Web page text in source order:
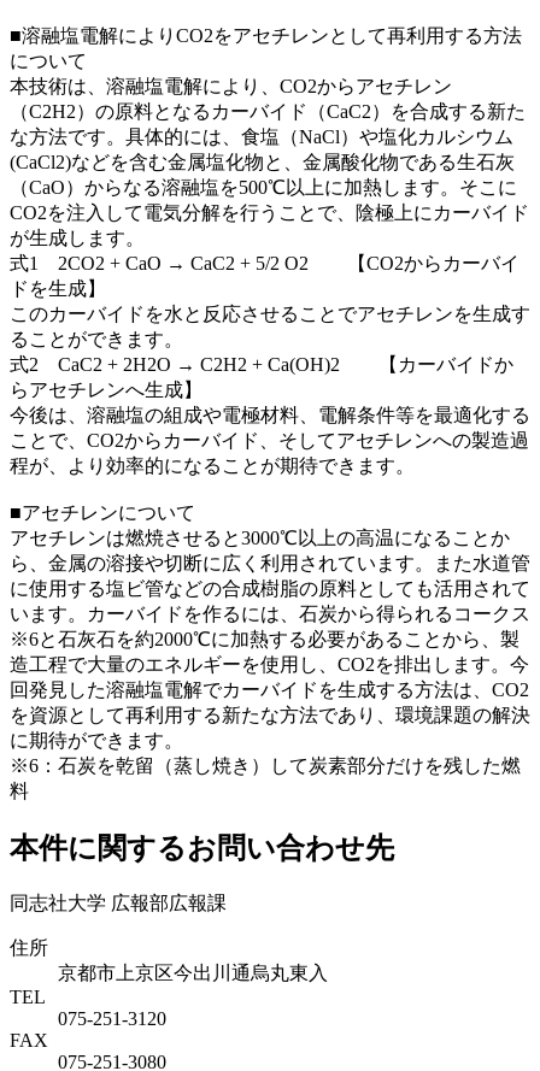
■溶融塩電解によりCO2をアセチレンとして再利用する方法
について
本技術は、溶融塩電解により、CO2からアセチレン
（C2H2）の原料となるカーバイド（CaC2）を合成する新た
な方法です。具体的には、食塩（NaCl）や塩化カルシウム
(CaCl2)などを含む金属塩化物と、金属酸化物である生石灰
（CaO）からなる溶融塩を500℃以上に加熱します。そこに
CO2を注入して電気分解を行うことで、陰極上にカーバイド
が生成します。
式1 2CO2 + CaO → CaC2 + 5/2 O2 【CO2からカーバイ
ドを生成】
このカーバイドを水と反応させることでアセチレンを生成す
ることができます。
式2 CaC2 + 2H2O → C2H2 + Ca(OH)2 【カーバイドか
らアセチレンへ生成】
今後は、溶融塩の組成や電極材料、電解条件等を最適化する
ことで、CO2からカーバイド、そしてアセチレンへの製造過
程が、より効率的になることが期待できます。
■アセチレンについて
アセチレンは燃焼させると3000℃以上の高温になることか
ら、金属の溶接や切断に広く利用されています。また水道管
に使用する塩ビ管などの合成樹脂の原料としても活用されて
います。カーバイドを作るには、石炭から得られるコークス
※6と石灰石を約2000℃に加熱する必要があることから、製
造工程で大量のエネルギーを使用し、CO2を排出します。今
回発見した溶融塩電解でカーバイドを生成する方法は、CO2
を資源として再利用する新たな方法であり、環境課題の解決
に期待ができます。
※6：石炭を乾留（蒸し焼き）して炭素部分だけを残した燃
料
本件に関するお問い合わせ先
同志社大学 広報部広報課
住所
京都市上京区今出川通烏丸東入
TEL
075-251-3120
FAX
075-251-3080